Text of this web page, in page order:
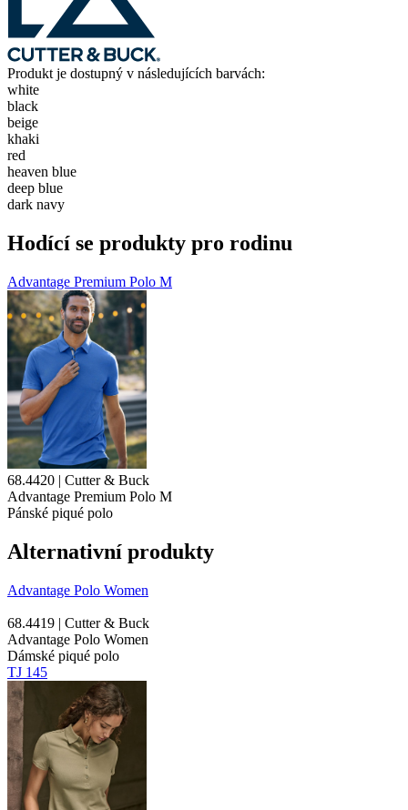
Produkt je dostupný v následujících barvách:
white
black
beige
khaki
red
heaven blue
deep blue
dark navy
Hodící se produkty pro rodinu
Advantage Premium Polo M
68.4420 | Cutter & Buck
Advantage Premium Polo M
Pánské piqué polo
Alternativní produkty
Advantage Polo Women
68.4419 | Cutter & Buck
Advantage Polo Women
Dámské piqué polo
TJ 145